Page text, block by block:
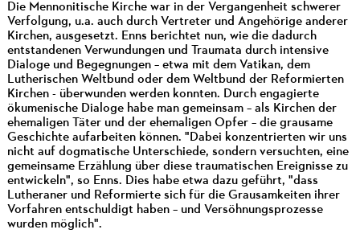
Die Mennonitische Kirche war in der Vergangenheit schwerer
Verfolgung, u.a. auch durch Vertreter und Angehörige anderer
Kirchen, ausgesetzt. Enns berichtet nun, wie die dadurch
entstandenen Verwundungen und Traumata durch intensive
Dialoge und Begegnungen – etwa mit dem Vatikan, dem
Lutherischen Weltbund oder dem Weltbund der Reformierten
Kirchen - überwunden werden konnten. Durch engagierte
ökumenische Dialoge habe man gemeinsam – als Kirchen der
ehemaligen Täter und der ehemaligen Opfer – die grausame
Geschichte aufarbeiten können. "Dabei konzentrierten wir uns
nicht auf dogmatische Unterschiede, sondern versuchten, eine
gemeinsame Erzählung über diese traumatischen Ereignisse zu
entwickeln", so Enns. Dies habe etwa dazu geführt, "dass
Lutheraner und Reformierte sich für die Grausamkeiten ihrer
Vorfahren entschuldigt haben – und Versöhnungsprozesse
wurden möglich".